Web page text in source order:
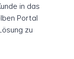
in das
Portal
zu